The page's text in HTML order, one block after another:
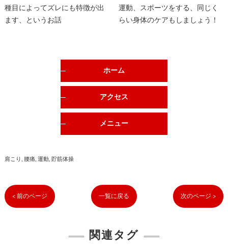
種目によってズレにも特徴が出
ます、というお話
運動、スポーツをする、同じく
らい身体のケアもしましょう！
ホーム
アクセス
メニュー
肩こり 腰痛 運動 貯筋体操
< 前のページ 一覧に戻る 次のページ >
関連タグ